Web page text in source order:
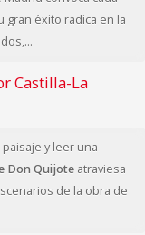
gran éxito radica en la
Castilla-La
y leer una
Don Quijote atraviesa
de la obra de